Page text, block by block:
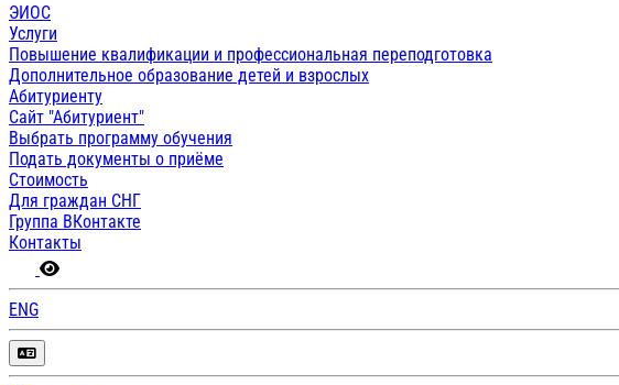
ЭИОС
Услуги
Повышение квалификации и профессиональная переподготовка
Дополнительное образование детей и взрослых
Абитуриенту
Сайт "Абитуриент"
Выбрать программу обучения
Подать документы о приёме
Стоимость
Для граждан СНГ
Группа ВКонтакте
Контакты
ENG